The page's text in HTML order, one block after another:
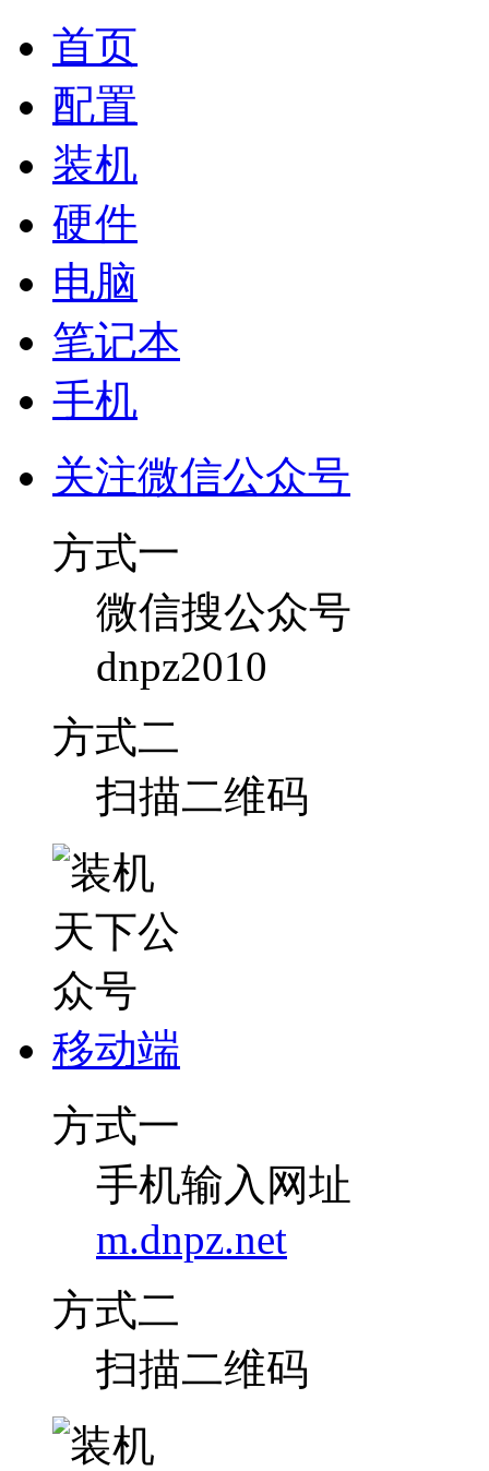
首页
配置
装机
硬件
电脑
笔记本
手机
关注微信公众号
方式一
微信搜公众号
dnpz2010
方式二
扫描二维码
移动端
方式一
手机输入网址
m.dnpz.net
方式二
扫描二维码